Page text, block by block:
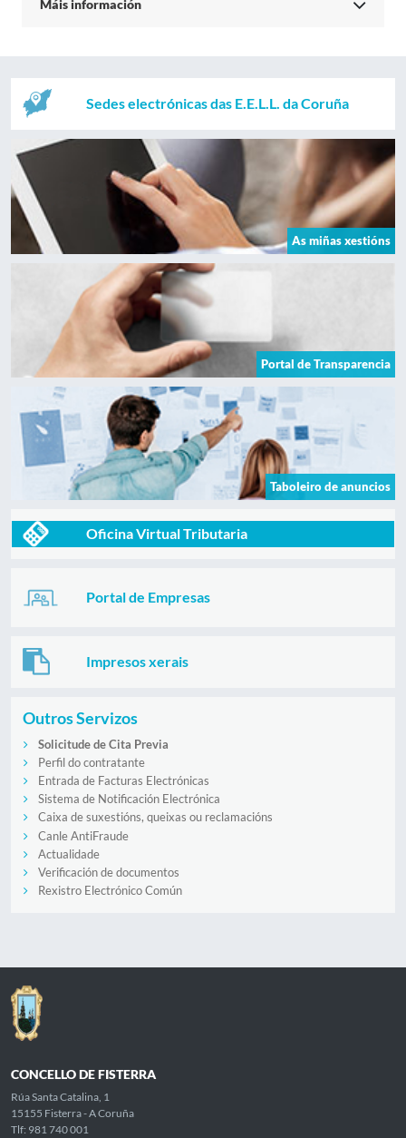
Máis información
Sedes electrónicas das E.E.L.L. da Coruña
As miñas xestións
Portal de Transparencia
Taboleiro de anuncios
Oficina Virtual Tributaria
Portal de Empresas
Impresos xerais
Outros Servizos
Solicitude de Cita Previa
Perfil do contratante
Entrada de Facturas Electrónicas
Sistema de Notificación Electrónica
Caixa de suxestións, queixas ou reclamacións
Canle AntiFraude
Actualidade
Verificación de documentos
Rexistro Electrónico Común
CONCELLO DE FISTERRA
Rúa Santa Catalina, 1
15155 Fisterra - A Coruña
Tlf: 981 740 001